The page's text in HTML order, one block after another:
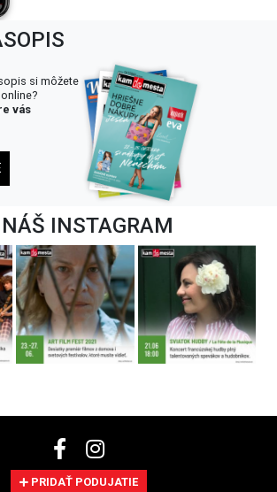
si môžete
vás
INSTAGRAM
PRIDAŤ PODUJATIE